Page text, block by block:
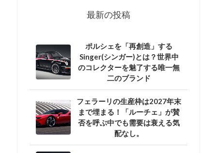
最新の投稿
ポルシェを「再創造」する
Singer(シンガー)とは？世界中
のコレクターを魅了する唯一無
二のブランド
フェラーリの生産枠は2027年末
まで埋まる！「ルーチェ」が賛
否を呼ぶ中でも需要は衰える気
配なし。